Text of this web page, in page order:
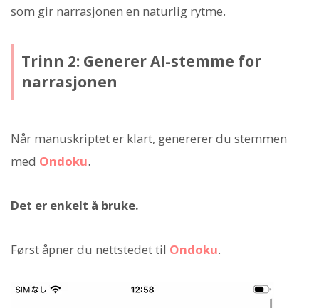
som gir narrasjonen en naturlig rytme.
Trinn 2: Generer AI-stemme for
narrasjonen
Når manuskriptet er klart, genererer du stemmen
med Ondoku.
Det er enkelt å bruke.
Først åpner du nettstedet til Ondoku.